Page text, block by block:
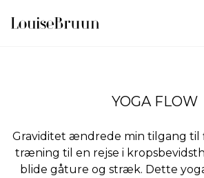
YOGA FLOW
Graviditet ændrede min tilgang til
træning til en rejse i
blide gåture og stræk. Dette